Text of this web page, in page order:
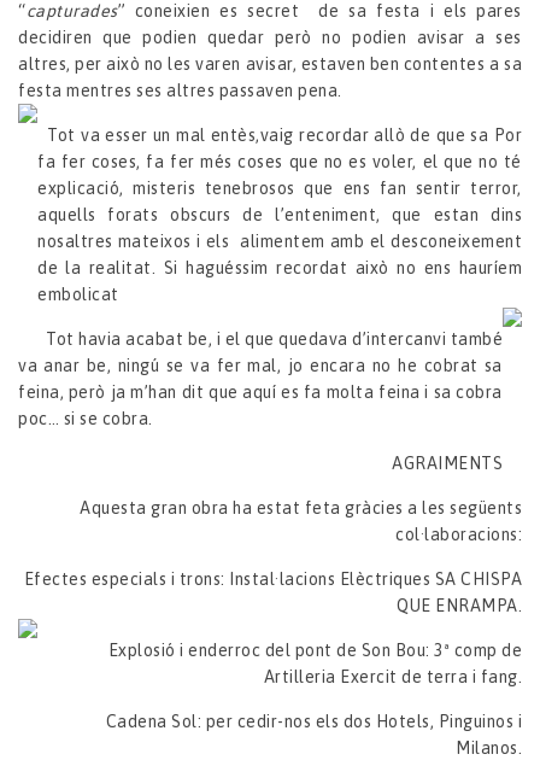
“capturades” coneixien es secret de sa festa i els pares
decidiren que podien quedar però no podien avisar a ses
altres, per això no les varen avisar, estaven ben contentes a sa
festa mentres ses altres passaven pena.
Tot va esser un mal entès,vaig recordar allò de que sa Por
fa fer coses, fa fer més coses que no es voler, el que no té
explicació, misteris tenebrosos que ens fan sentir terror,
aquells forats obscurs de l’enteniment, que estan dins
nosaltres mateixos i els alimentem amb el desconeixement
de la realitat. Si haguéssim recordat això no ens hauríem
embolicat
Tot havia acabat be, i el que quedava d’intercanvi també
va anar be, ningú se va fer mal, jo encara no he cobrat sa
feina, però ja m’han dit que aquí es fa molta feina i sa cobra
poc… si se cobra.
AGRAIMENTS
Aquesta gran obra ha estat feta gràcies a les següents
col·laboracions:
Efectes especials i trons: Instal·lacions Elèctriques SA CHISPA
QUE ENRAMPA.
Explosió i enderroc del pont de Son Bou: 3ª comp de
Artilleria Exercit de terra i fang.
Cadena Sol: per cedir-nos els dos Hotels, Pinguinos i
Milanos.